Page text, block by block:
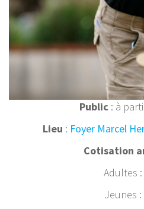
Public : à
Lieu : Foyer Marcel
Cotisation
Adultes :
Jeunes :